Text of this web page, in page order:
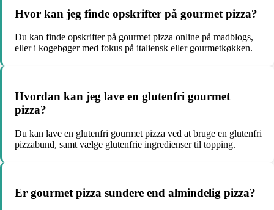
Hvor kan jeg finde opskrifter på gourmet pizza?
Du kan finde opskrifter på gourmet pizza online på madblogs,
eller i kogebøger med fokus på italiensk eller gourmetkøkken.
Hvordan kan jeg lave en glutenfri gourmet
pizza?
Du kan lave en glutenfri gourmet pizza ved at bruge en glutenfri
pizzabund, samt vælge glutenfrie ingredienser til topping.
Er gourmet pizza sundere end almindelig pizza?